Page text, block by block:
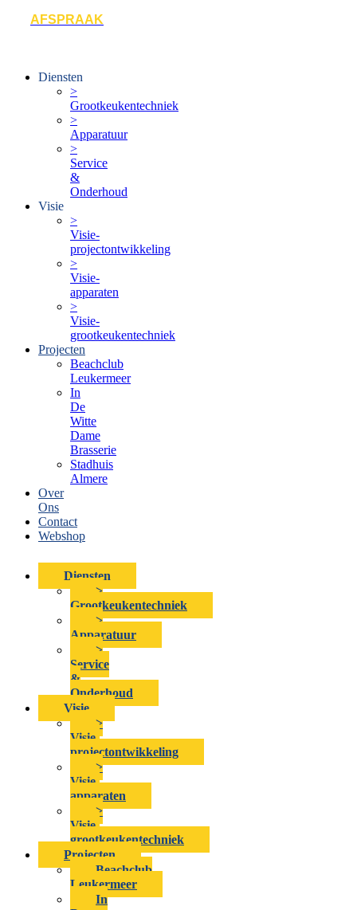
AFSPRAAK
Diensten
>
Grootkeukentechniek
>
Apparatuur
>
Service
&
Onderhoud
Visie
>
Visie-
projectontwikkeling
>
Visie-
apparaten
>
Visie-
grootkeukentechniek
Projecten
Beachclub
Leukermeer
In
De
Witte
Dame
Brasserie
Stadhuis
Almere
Over
Ons
Contact
Webshop
Diensten
>
Grootkeukentechniek
>
Apparatuur
>
Service
&
Onderhoud
Visie
>
Visie-
projectontwikkeling
>
Visie-
apparaten
>
Visie-
grootkeukentechniek
Projecten
Beachclub
Leukermeer
In